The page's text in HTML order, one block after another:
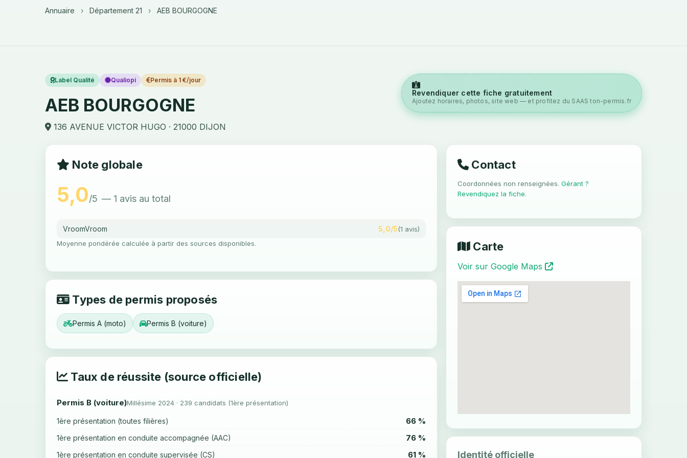
Annuaire › Département 21 › AEB BOURGOGNE
Label Qualité Qualiopi Permis à 1 €/jour
AEB BOURGOGNE
136 AVENUE VICTOR HUGO · 21000 DIJON
Revendiquer cette fiche gratuitement
Ajoutez horaires, photos, site web — et profitez du SAAS ton-permis.fr
Note globale
5,0/5 — 1 avis au total
VroomVroom 5,0/5(1 avis)
Moyenne pondérée calculée à partir des sources disponibles.
Types de permis proposés
Permis A (moto) Permis B (voiture)
Taux de réussite (source officielle)
Permis B (voiture)Millésime 2024 · 239 candidats (1ère présentation)
1ère présentation (toutes filières) 66 %
1ère présentation en conduite accompagnée (AAC) 76 %
1ère présentation en conduite supervisée (CS) 61 %
Contact
Coordonnées non renseignées. Gérant ?
Revendiquez la fiche.
Carte
Voir sur Google Maps
Identité officielle